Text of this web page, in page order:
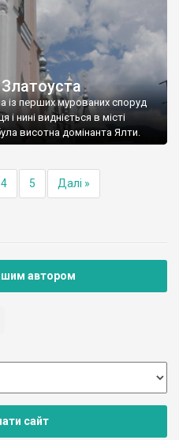
із перших мурованих споруд
нині видніється в місті
висотна домінанта Ялти.
4 5 Далі »
автором
сайт